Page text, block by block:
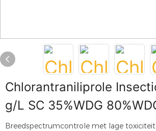
Chlorantraniliprole
g/L SC 35%WDG
Breedspectrumcontrole met lage